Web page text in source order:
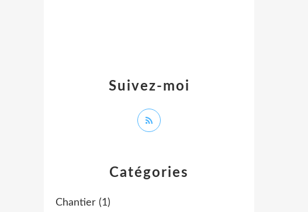
Catégories
Chantier (1)
Suivez-moi